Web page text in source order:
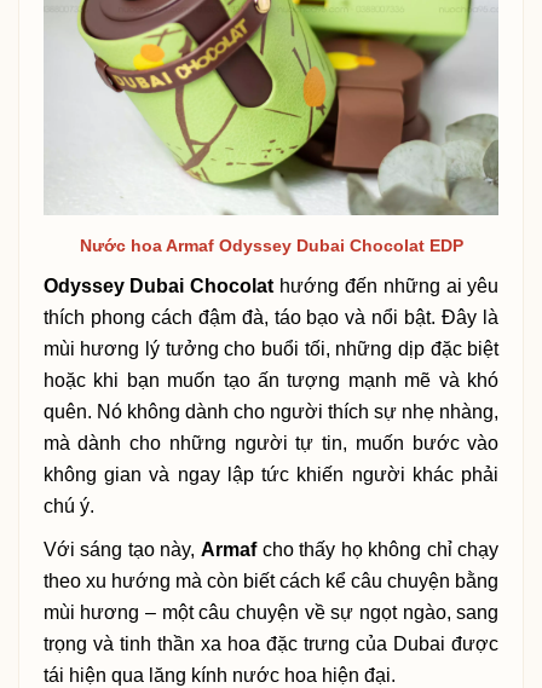
Nước hoa Armaf Odyssey Dubai Chocolat EDP
Odyssey Dubai Chocolat hướng đến những ai yêu
thích phong cách đậm đà, táo bạo và nổi bật. Đây là
mùi hương lý tưởng cho buổi tối, những dịp đặc biệt
hoặc khi bạn muốn tạo ấn tượng mạnh mẽ và khó
quên. Nó không dành cho người thích sự nhẹ nhàng,
mà dành cho những người tự tin, muốn bước vào
không gian và ngay lập tức khiến người khác phải
chú ý.
Với sáng tạo này, Armafcho thấy họ không chỉ chạy
theo xu hướng mà còn biết cách kể câu chuyện bằng
mùi hương – một câu chuyện về sự ngọt ngào, sang
trọng và tinh thần xa hoa đặc trưng của Dubai được
tái hiện qua lăng kính nước hoa hiện đại.